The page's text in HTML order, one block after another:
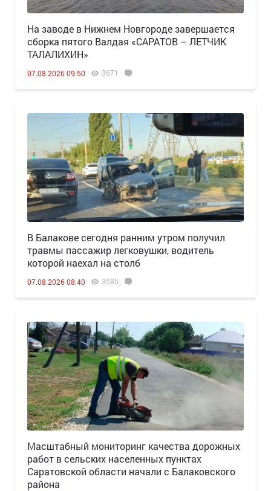
Н️а заводе в Нижнем Новгороде завершается
сборка пятого Валдая «САРАТОВ – ЛЕТЧИК
ТАЛАЛИХИН»
07.08.2026 09:50 3671
В Балакове сегодня ранним утром получил
травмы пассажир легковушки, водитель
которой наехал на столб
07.08.2026 08:40 3585
Масштабный мониторинг качества дорожных
работ в сельских населенных пунктах
Саратовской области начали с Балаковского
района